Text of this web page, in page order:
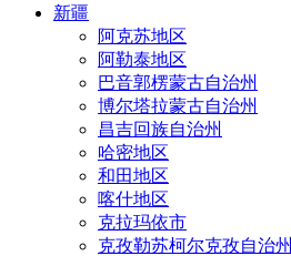
新疆
阿克苏地区
阿勒泰地区
巴音郭楞蒙古自治州
博尔塔拉蒙古自治州
昌吉回族自治州
哈密地区
和田地区
喀什地区
克拉玛依市
克孜勒苏柯尔克孜自治州